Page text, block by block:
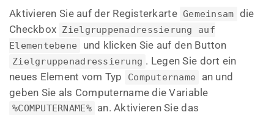
Aktivieren Sie auf der Registerkarte Gemeinsam die
Checkbox Zielgruppenadressierung auf
Elementebene
und klicken Sie auf den Button
Zielgruppenadressierung . Legen Sie dort ein
neues Element vom Typ
Computername
an und
geben Sie als Computername die Variable
%COMPUTERNAME% an. Aktivieren Sie das